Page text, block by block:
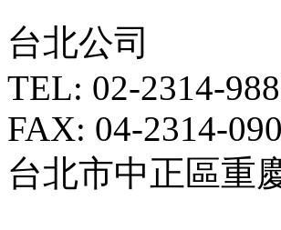
台北公司
TEL: 02-2314-
FAX: 04-2314-
台北市中正區重